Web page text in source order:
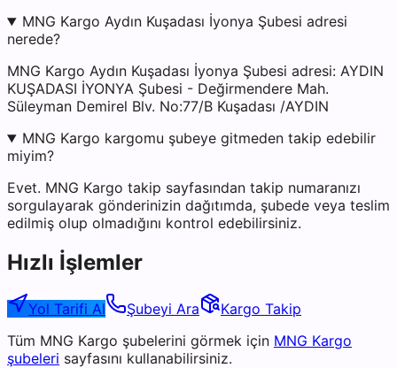
MNG Kargo Aydın Kuşadası İyonya Şubesi adresi
nerede?
MNG Kargo Aydın Kuşadası İyonya Şubesi adresi: AYDIN
KUŞADASI İYONYA Şubesi - Değirmendere Mah.
Süleyman Demirel Blv. No:77/B Kuşadası /AYDIN
MNG Kargo kargomu şubeye gitmeden takip edebilir
miyim?
Evet. MNG Kargo takip sayfasından takip numaranızı
sorgulayarak gönderinizin dağıtımda, şubede veya teslim
edilmiş olup olmadığını kontrol edebilirsiniz.
Hızlı İşlemler
Yol Tarifi Al Şubeyi Ara
Kargo Takip
Tüm MNG Kargo şubelerini görmek için MNG Kargo
şubeleri sayfasını kullanabilirsiniz.